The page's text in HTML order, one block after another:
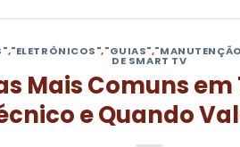
,"ELETRÔNICOS","GUIAS",
DE SMART TV
Mais Comuns em
e Quando